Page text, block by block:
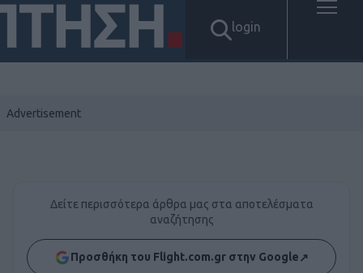
login
Δείτε περισσότερα άρθρα μας στα αποτελέσματα
αναζήτησης
Προσθήκη του Flight.com.gr στην Google↗